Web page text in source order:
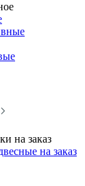
на заказ
на заказ